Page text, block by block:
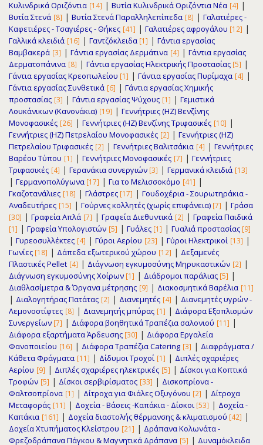
Κυλινδρικά Οριζόντια [14] | Βυτία Κυλινδρικά Οριζόντια Νέα [4] |
Βυτία Στενά [8] | Βυτία Στενά Παραλληλεπίπεδα [8] | Γαλατιέρες -
Καφετιέρες - Τσαγιέρες - Θήκες [41] | Γαλατιέρες αφρογάλου [12] |
Γαλλικά κλειδιά [16] | Γαντζόκλειδα [1] | Γάντια εργασίας
Βαμβακερά [3] | Γάντια εργασίας Δερμάτινα [4] | Γάντια εργασίας
Δερματοπάνινα [8] | Γάντια εργασίας Ηλεκτρικής Προστασίας [5] |
Γάντια εργασίας Κρεοπωλείου [1] | Γάντια εργασίας Πυρίμαχα [4] |
Γάντια εργασίας Συνθετικά [6] | Γάντια εργασίας Χημικής
προστασίας [3] | Γάντια εργασίας Ψύχους [1] | Γεμιστικά
Λουκάνικων (Κανονάκια) [19] | Γεννήτριες (ΗΖ) Βενζίνης
Μονοφασικές [26] | Γεννήτριες (ΗΖ) Βενζίνης Τριφασικές [10] |
Γεννήτριες (ΗΖ) Πετρελαίου Μονοφασικές [2] | Γεννήτριες (ΗΖ)
Πετρελαίου Τριφασικές [2] | Γεννήτριες Βαλιτσάκια [4] | Γεννήτριες
Βαρέου Τύπου [1] | Γεννήτριες Μονοφασικές [7] | Γεννήτριες
Τριφασικές [4] | Γερανάκια συνεργιών [3] | Γερμανικά κλειδιά [13]
| Γερμανοπολύγωνα [17] | Για το Μελισσοκόμο [41] |
Γκαζοτανάλιες [18] | Γλάστρες [17] | Γουδοχέρια - Σουρωτηράκια -
Αναδευτήρες [15] | Γούρνες κολλητές (χωρίς επιφάνεια) [7] | Γράσα
[30] | Γραφεία Απλά [7] | Γραφεία Διεθυντικά [2] | Γραφεία Παιδικά
[1] | Γραφεία Υπολογιστών [5] | Γυάλες [1] | Γυαλιά προστασίας [9]
| Γυρεοσυλλέκτες [4] | Γύροι Αερίου [23] | Γύροι Ηλεκτρικοί [13] |
Γωνίες [18] | Δάπεδα εξωτερικού χώρου [12] | Δεξαμενές
Πλαστικές Pellet [4] | Διάγνωση εγκυμοσύνης Μηρυκαστικών [2] |
Διάγνωση εγκυμοσύνης Χοίρων [1] | Διάδρομοι παράλιας [5] |
Διαθλασίμετρα & Όργανα μέτρησης [9] | Διακοσμητικά Βαρέλια [11]
| Διαλογητήρας Πατάτας [2] | Διανεμητές [4] | Διανεμητές υγρών -
Λεμονοστίφτες [8] | Διανεμητής μπύρας [1] | Διάφορα Εξοπλισμών
Συνεργείων [7] | Διάφορα βοηθητικά Τραπέζια σαλονιού [11] |
Διάφορα εξαρτήματα Άρδευσης [30] | Διάφορα Εργαλεία
Φανοποιείου [16] | Διάφορα Τραπέζια Catering [3] | Διαφράγματα /
Κάθετα Φράγματα [11] | Δίδυμοι Τροχοί [1] | Διπλές σχαριέρες
Αερίου [9] | Διπλές σχαριέρες ηλεκτρικές [5] | Δίσκοι για Κοπτικά
Τροφών [5] | Δίσκοι σερβιρίσματος [33] | Δισκοπρίονα -
Φαλτσοπρίονα [1] | Δίτροχα για Φιάλες Οξυγόνου [2] | Δίτροχα
Μεταφοράς [11] | Δοχεία - Βάσεις -Καπάκια - Δίσκοι [53] | Δοχεία -
Καπάκια [161] | Δοχεία διαστολής θέρμανσης & κλιματισμού [42] |
Δοχεία Χτυπήματος Κλείστρου [21] | Δράπανα Κολωνάτα -
Φρεζοδράπανα Πάγκου & Μαγνητικά Δράπανα [5] | Δυναμόκλειδα